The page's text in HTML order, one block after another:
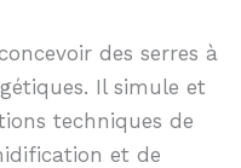
des serres à
Il simule et
techniques de
et de